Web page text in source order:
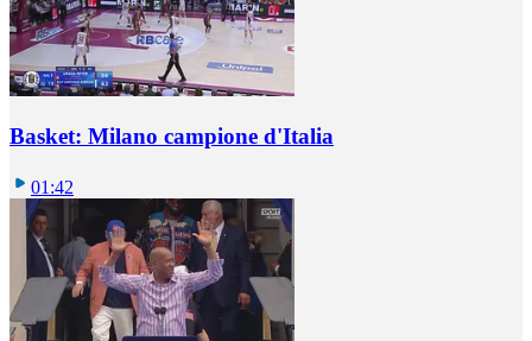
Basket: Milano campione d'Italia
01:42